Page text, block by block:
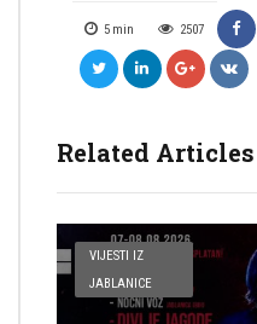
5 min 2507
Related Articles
VIJESTI IZ
JABLANICE